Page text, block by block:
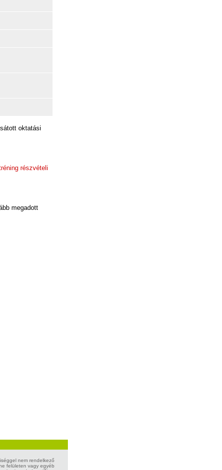
oktatási
részvételi
megadott
nem rendelkező
felületen vagy egyéb